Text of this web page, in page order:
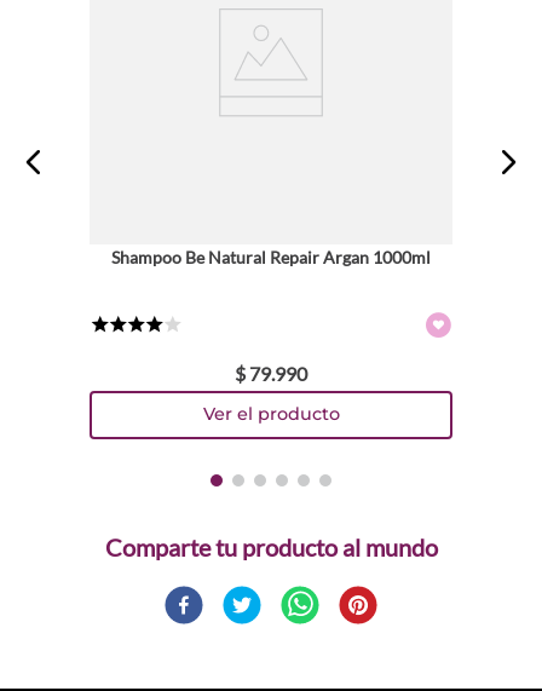
Shampoo Be Natural Repair Argan 1000ml
$ 79.990
Comparte